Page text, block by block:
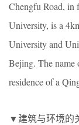
Chengfu Road, in
University, is a
University and
Bejing. The name
residence of a
▼建筑与环境的